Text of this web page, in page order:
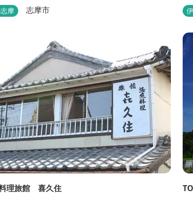
る静かな宿。
摩 志摩市
せ
理旅館 喜久住